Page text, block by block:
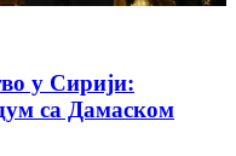
у Сирији:
са Дамаском